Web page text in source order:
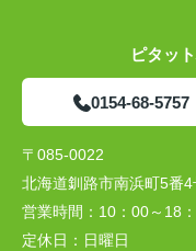
ピタッ
0154-68-5757
〒085-0022
北海道釧路市南浜町5番4
営業時間： 10：00～18
定休日： 日曜日